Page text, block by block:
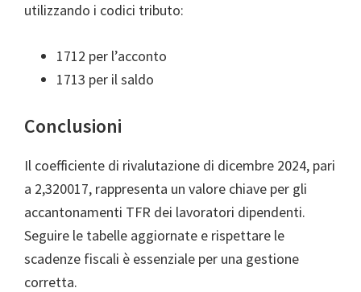
utilizzando i codici tributo:
1712 per l’acconto
1713 per il saldo
Conclusioni
Il coefficiente di rivalutazione di dicembre 2024, pari
a 2,320017, rappresenta un valore chiave per gli
accantonamenti TFR dei lavoratori dipendenti.
Seguire le tabelle aggiornate e rispettare le
scadenze fiscali è essenziale per una gestione
corretta.